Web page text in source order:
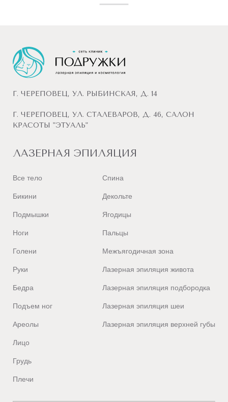
Г. ЧЕРЕПОВЕЦ, УЛ. РЫБИНСКАЯ, Д. 14
Г. ЧЕРЕПОВЕЦ, УЛ. СТАЛЕВАРОВ, Д. 46, САЛОН
КРАСОТЫ "ЭТУАЛЬ"
ЛАЗЕРНАЯ ЭПИЛЯЦИЯ
Все тело
Бикини
Подмышки
Ноги
Голени
Руки
Бедра
Подъем ног
Ареолы
Лицо
Грудь
Плечи
Спина
Декольте
Ягодицы
Пальцы
Межъягодичная зона
Лазерная эпиляция живота
Лазерная эпиляция подбородка
Лазерная эпиляция шеи
Лазерная эпиляция верхней губы